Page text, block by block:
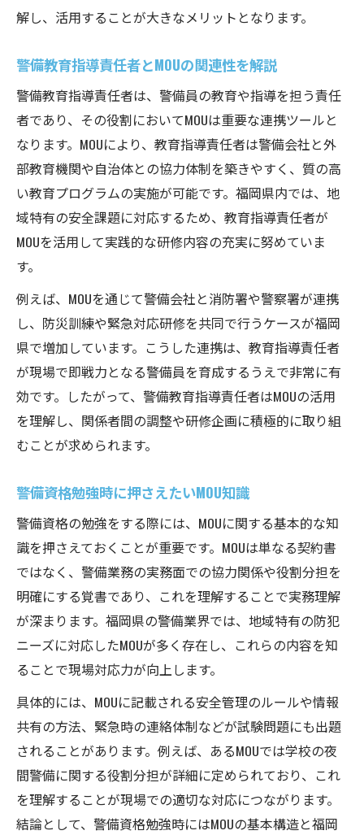
解し、活用することが大きなメリットとなります。
警備教育指導責任者とMOUの関連性を解説
警備教育指導責任者は、警備員の教育や指導を担う責任
者であり、その役割においてMOUは重要な連携ツールと
なります。MOUにより、教育指導責任者は警備会社と外
部教育機関や自治体との協力体制を築きやすく、質の高
い教育プログラムの実施が可能です。福岡県内では、地
域特有の安全課題に対応するため、教育指導責任者が
MOUを活用して実践的な研修内容の充実に努めていま
す。
例えば、MOUを通じて警備会社と消防署や警察署が連携
し、防災訓練や緊急対応研修を共同で行うケースが福岡
県で増加しています。こうした連携は、教育指導責任者
が現場で即戦力となる警備員を育成するうえで非常に有
効です。したがって、警備教育指導責任者はMOUの活用
を理解し、関係者間の調整や研修企画に積極的に取り組
むことが求められます。
警備資格勉強時に押さえたいMOU知識
警備資格の勉強をする際には、MOUに関する基本的な知
識を押さえておくことが重要です。MOUは単なる契約書
ではなく、警備業務の実務面での協力関係や役割分担を
明確にする覚書であり、これを理解することで実務理解
が深まります。福岡県の警備業界では、地域特有の防犯
ニーズに対応したMOUが多く存在し、これらの内容を知
ることで現場対応力が向上します。
具体的には、MOUに記載される安全管理のルールや情報
共有の方法、緊急時の連絡体制などが試験問題にも出題
されることがあります。例えば、あるMOUでは学校の夜
間警備に関する役割分担が詳細に定められており、これ
を理解することが現場での適切な対応につながります。
結論として、警備資格勉強時にはMOUの基本構造と福岡